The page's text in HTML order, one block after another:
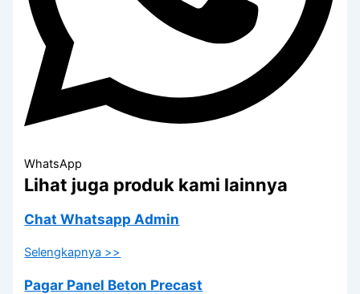
WhatsApp
Lihat juga produk kami lainnya
Chat Whatsapp Admin
Selengkapnya >>
Pagar Panel Beton Precast